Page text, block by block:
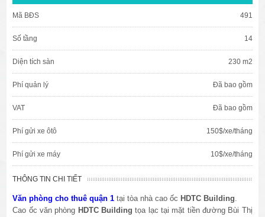
Mã BĐS 491
Số tầng 14
Diện tích sàn 230 m2
Phí quản lý Đã bao gồm
VAT Đã bao gồm
Phí gửi xe ôtô 150$/xe/tháng
Phí gửi xe máy 10$/xe/tháng
THÔNG TIN CHI TIẾT
Văn phòng cho thuê quận 1tại tòa nhà cao ốc HDTC Building.
Cao ốc văn phòng HDTC Buildingtọa lạc tại mặt tiền đường Bùi Thị